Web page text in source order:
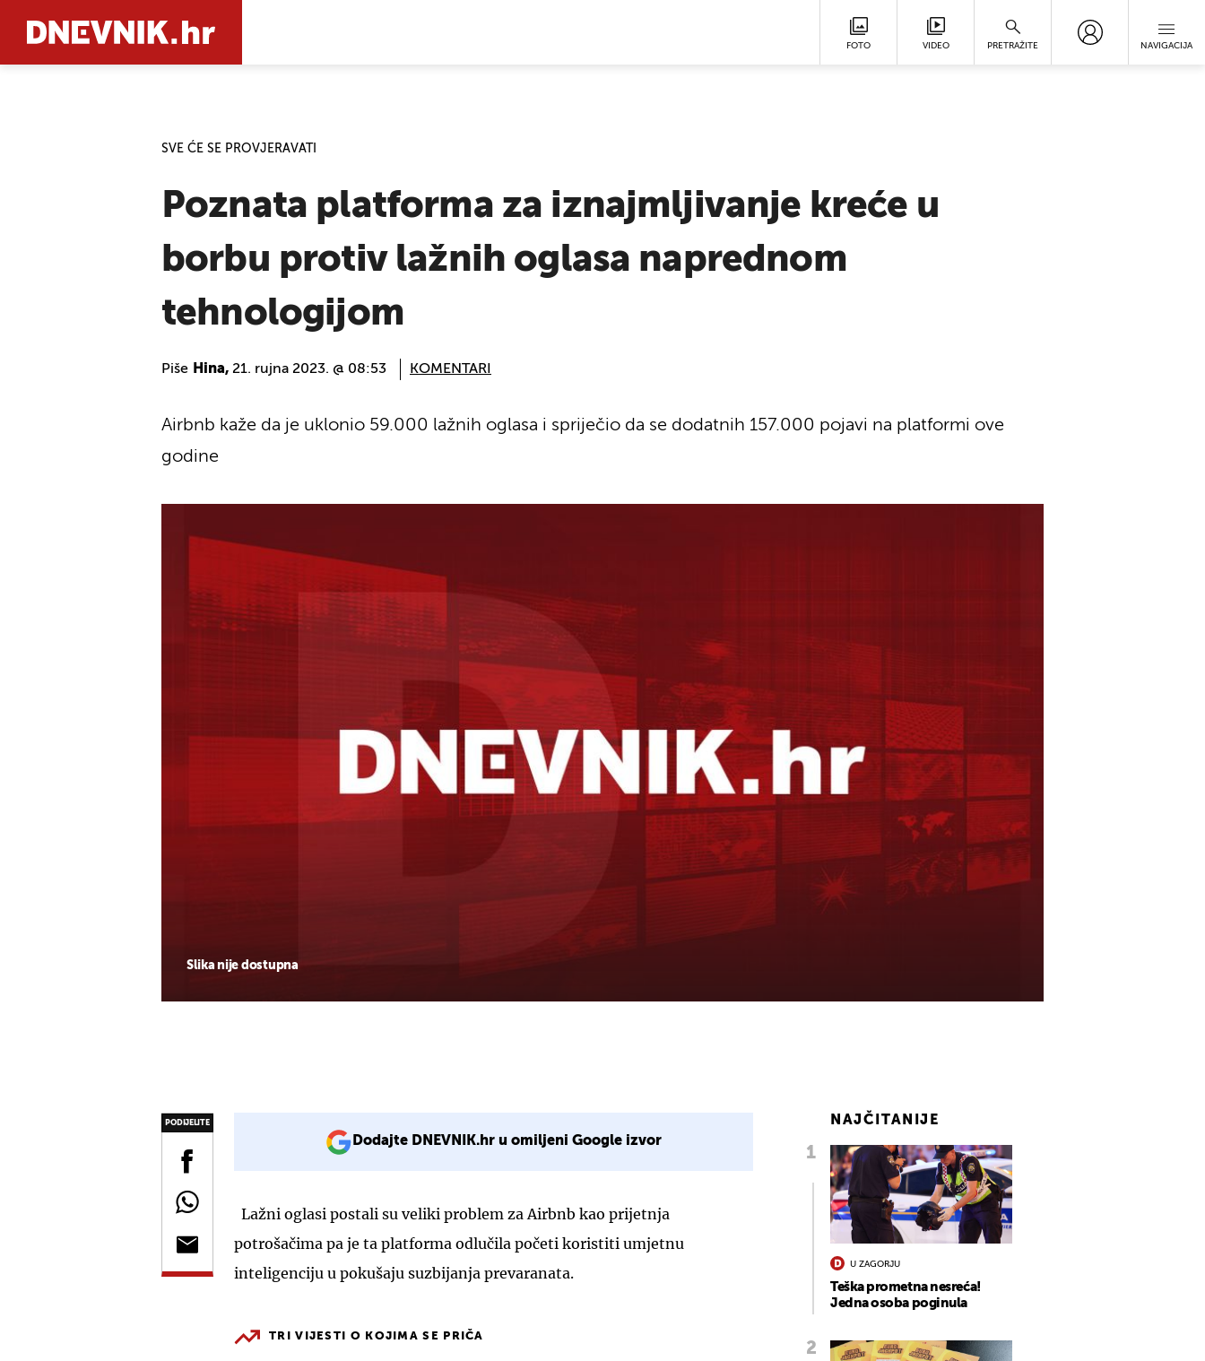
FOTO VIDEO PRETRAŽITE NAVIGACIJA
SVE ĆE SE PROVJERAVATI
Poznata platforma za iznajmljivanje kreće u
borbu protiv lažnih oglasa naprednom
tehnologijom
Piše Hina, 21. rujna 2023. @ 08:53 KOMENTARI
Slika nije dostupna
Airbnb kaže da je uklonio 59.000 lažnih oglasa i spriječio da se dodatnih 157.000 pojavi na platformi ove
godine
PODIJELITE
Dodajte DNEVNIK.hr u omiljeni Google izvor
Lažni oglasi postali su veliki problem za Airbnb kao prijetnja
potrošačima pa je ta platforma odlučila početi koristiti umjetnu
inteligenciju u pokušaju suzbijanja prevaranata.
TRI VIJESTI O KOJIMA SE PRIČA
NAJČITANIJE
U ZAGORJU
Teška prometna nesreća!
Jedna osoba poginula